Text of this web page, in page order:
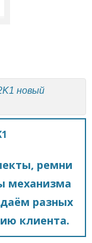
новый
ремни
механизма
разных
клиента.